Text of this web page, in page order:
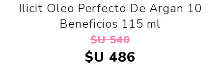
Ilicit Oleo Perfecto De Argan 10
Beneficios 115 ml
$U 540
$U 486